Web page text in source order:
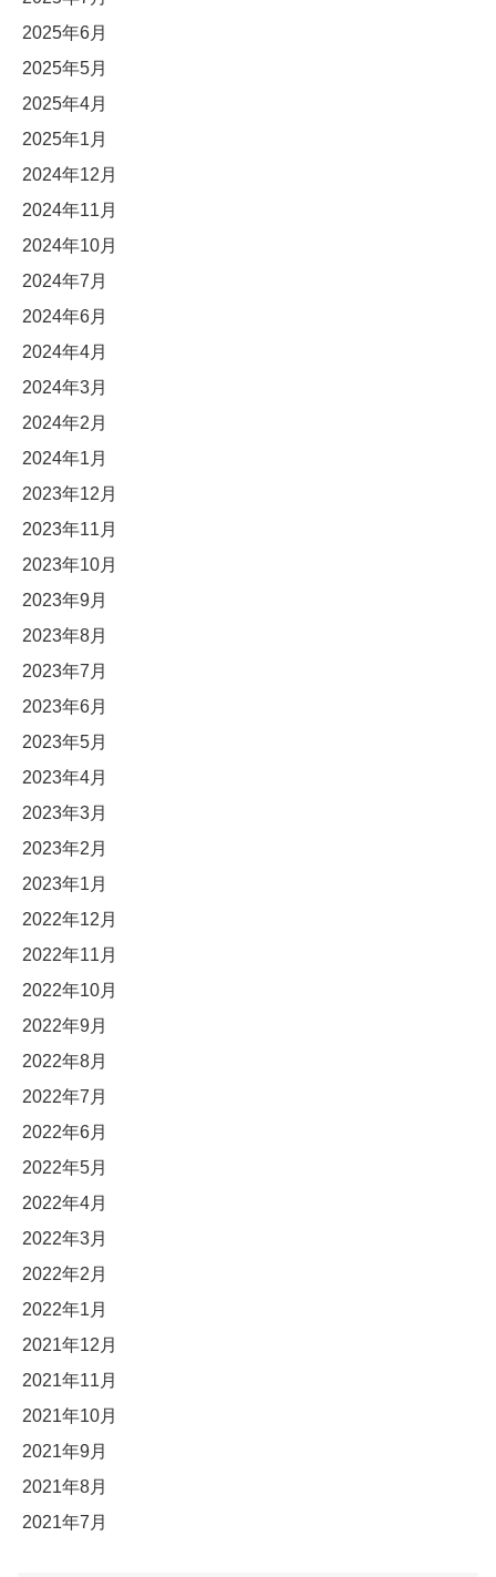
2025年6月
2025年5月
2025年4月
2025年1月
2024年12月
2024年11月
2024年10月
2024年7月
2024年6月
2024年4月
2024年3月
2024年2月
2024年1月
2023年12月
2023年11月
2023年10月
2023年9月
2023年8月
2023年7月
2023年6月
2023年5月
2023年4月
2023年3月
2023年2月
2023年1月
2022年12月
2022年11月
2022年10月
2022年9月
2022年8月
2022年7月
2022年6月
2022年5月
2022年4月
2022年3月
2022年2月
2022年1月
2021年12月
2021年11月
2021年10月
2021年9月
2021年8月
2021年7月